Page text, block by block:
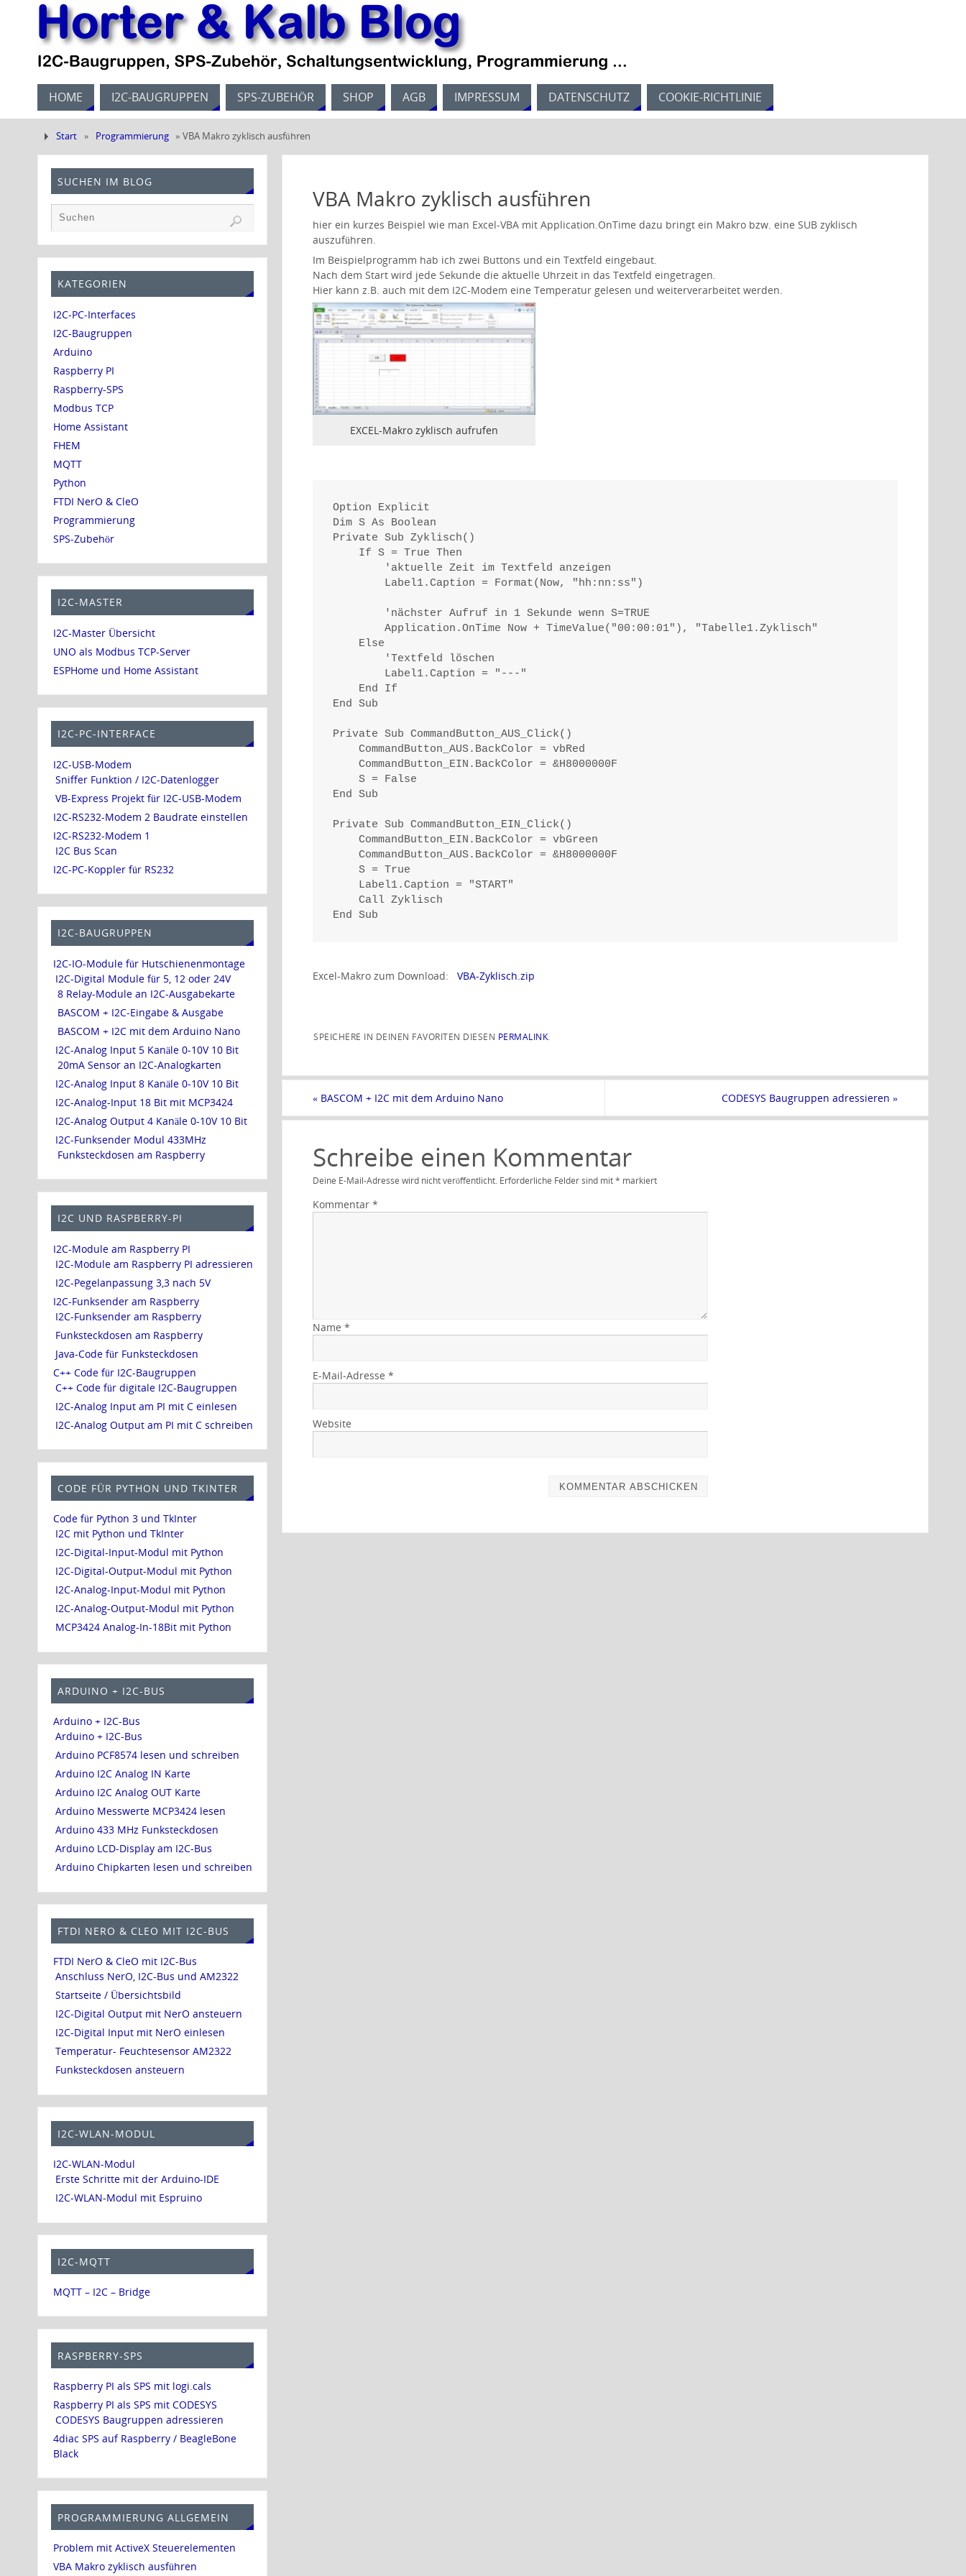
HOME I2C-BAUGRUPPEN SPS-ZUBEHÖR SHOP AGB IMPRESSUM DATENSCHUTZ COOKIE-RICHTLINIE
Start » Programmierung »VBA Makro zyklisch ausführen
VBA Makro zyklisch ausführen
hier ein kurzes Beispiel wie man Excel-VBA mit Application.OnTime dazu bringt ein Makro bzw. eine SUB zyklisch
auszuführen.
Im Beispielprogramm hab ich zwei Buttons und ein Textfeld eingebaut.
Nach dem Start wird jede Sekunde die aktuelle Uhrzeit in das Textfeld eingetragen.
Hier kann z.B. auch mit dem I2C-Modem eine Temperatur gelesen und weiterverarbeitet werden.
EXCEL-Makro zyklisch aufrufen
Option Explicit
Dim S As Boolean
Private Sub Zyklisch()
If S = True Then
'aktuelle Zeit im Textfeld anzeigen
Label1.Caption = Format(Now, "hh:nn:ss")
'nächster Aufruf in 1 Sekunde wenn S=TRUE
Application.OnTime Now + TimeValue("00:00:01"), "Tabelle1.Zyklisch"
Else
'Textfeld löschen
Label1.Caption = "---"
End If
End Sub
Private Sub CommandButton_AUS_Click()
CommandButton_AUS.BackColor = vbRed
CommandButton_EIN.BackColor = &H8000000F
S = False
End Sub
Private Sub CommandButton_EIN_Click()
CommandButton_EIN.BackColor = vbGreen
CommandButton_AUS.BackColor = &H8000000F
S = True
Label1.Caption = "START"
Call Zyklisch
End Sub
Excel-Makro zum Download: VBA-Zyklisch.zip
SPEICHERE IN DEINEN FAVORITEN DIESEN PERMALINK
« BASCOM + I2C mit dem Arduino Nano CODESYS Baugruppen adressieren »
Schreibe einen Kommentar
Deine E-Mail-Adresse wird nicht veröffentlicht. Erforderliche Felder sind mit* markiert
Kommentar *
Name *
E-Mail-Adresse *
Website
SUCHEN IM BLOG
KATEGORIEN
I2C-PC-Interfaces
I2C-Baugruppen
Arduino
Raspberry PI
Raspberry-SPS
Modbus TCP
Home Assistant
FHEM
MQTT
Python
FTDI NerO & CleO
Programmierung
SPS-Zubehör
I2C-MASTER
I2C-Master Übersicht
UNO als Modbus TCP-Server
ESPHome und Home Assistant
I2C-PC-INTERFACE
I2C-USB-Modem
Sniffer Funktion / I2C-Datenlogger
VB-Express Projekt für I2C-USB-Modem
I2C-RS232-Modem 2 Baudrate einstellen
I2C-RS232-Modem 1
I2C Bus Scan
I2C-PC-Koppler für RS232
I2C-BAUGRUPPEN
I2C-IO-Module für Hutschienenmontage
I2C-Digital Module für 5, 12 oder 24V
8 Relay-Module an I2C-Ausgabekarte
BASCOM + I2C-Eingabe & Ausgabe
BASCOM + I2C mit dem Arduino Nano
I2C-Analog Input 5 Kanäle 0-10V 10 Bit
20mA Sensor an I2C-Analogkarten
I2C-Analog Input 8 Kanäle 0-10V 10 Bit
I2C-Analog-Input 18 Bit mit MCP3424
I2C-Analog Output 4 Kanäle 0-10V 10 Bit
I2C-Funksender Modul 433MHz
Funksteckdosen am Raspberry
I2C UND RASPBERRY-PI
I2C-Module am Raspberry PI
I2C-Module am Raspberry PI adressieren
I2C-Pegelanpassung 3,3 nach 5V
I2C-Funksender am Raspberry
I2C-Funksender am Raspberry
Funksteckdosen am Raspberry
Java-Code für Funksteckdosen
C++ Code für I2C-Baugruppen
C++ Code für digitale I2C-Baugruppen
I2C-Analog Input am PI mit C einlesen
I2C-Analog Output am PI mit C schreiben
CODE FÜR PYTHON UND TKINTER
Code für Python 3 und TkInter
I2C mit Python und TkInter
I2C-Digital-Input-Modul mit Python
I2C-Digital-Output-Modul mit Python
I2C-Analog-Input-Modul mit Python
I2C-Analog-Output-Modul mit Python
MCP3424 Analog-In-18Bit mit Python
ARDUINO + I2C-BUS
Arduino + I2C-Bus
Arduino + I2C-Bus
Arduino PCF8574 lesen und schreiben
Arduino I2C Analog IN Karte
Arduino I2C Analog OUT Karte
Arduino Messwerte MCP3424 lesen
Arduino 433 MHz Funksteckdosen
Arduino LCD-Display am I2C-Bus
Arduino Chipkarten lesen und schreiben
FTDI NERO & CLEO MIT I2C-BUS
FTDI NerO & CleO mit I2C-Bus
Anschluss NerO, I2C-Bus und AM2322
Startseite / Übersichtsbild
I2C-Digital Output mit NerO ansteuern
I2C-Digital Input mit NerO einlesen
Temperatur- Feuchtesensor AM2322
Funksteckdosen ansteuern
I2C-WLAN-MODUL
I2C-WLAN-Modul
Erste Schritte mit der Arduino-IDE
I2C-WLAN-Modul mit Espruino
I2C-MQTT
MQTT – I2C – Bridge
RASPBERRY-SPS
Raspberry PI als SPS mit logi.cals
Raspberry PI als SPS mit CODESYS
CODESYS Baugruppen adressieren
4diac SPS auf Raspberry / BeagleBone
Black
PROGRAMMIERUNG ALLGEMEIN
Problem mit ActiveX Steuerelementen
VBA Makro zyklisch ausführen